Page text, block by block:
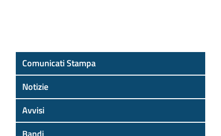
Comunicati Stampa
Notizie
Avvisi